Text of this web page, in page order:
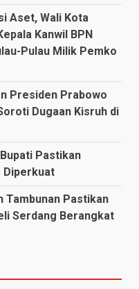
Aset, Wali Kota
Kanwil BPN
Pulau Milik Pemko
Presiden Prabowo
Dugaan Kisruh di
Pastikan
Diperkuat
Tambunan Pastikan
Serdang Berangkat